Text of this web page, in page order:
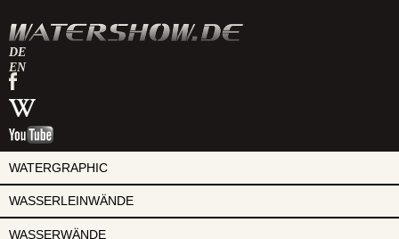
DE
EN
watershow
auf
facebook
watershow
bei
wikipedia
watershow
youtube
WATERGRAPHIC
WASSERLEINWÄNDE
WASSERWÄNDE